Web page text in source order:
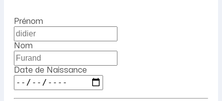
Prénom
Nom
Date de Naissance